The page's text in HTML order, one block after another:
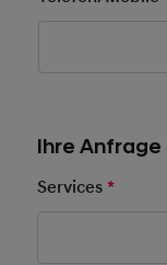
Ihre Anfrage
After
Services*